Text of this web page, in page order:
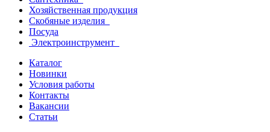
Хозяйственная продукция
Скобяные изделия
Посуда
Электроинструмент
Каталог
Новинки
Условия работы
Контакты
Вакансии
Статьи